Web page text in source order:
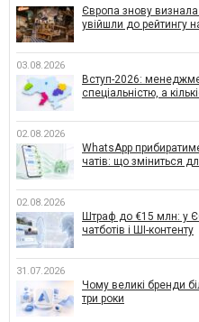
Європа знову визнала
увійшли до рейтингу
03.08.2026
Вступ-2026:
спеціальністю, а
02.08.2026
WhatsApp
чатів: що зміниться
02.08.2026
Штраф до €15 млн: у
чатботів і ШІ-контенту
31.07.2026
Чому великі бренди
три роки